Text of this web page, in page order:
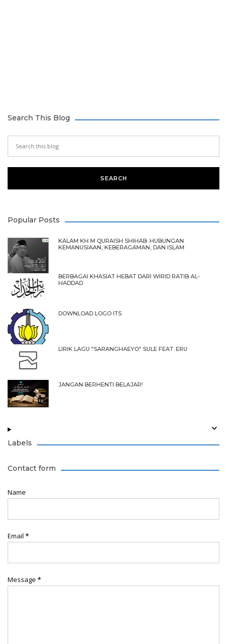
Search This Blog
Popular Posts
KALAM KH M QURAISH SHIHAB: HUBUNGAN
KEMANUSIAAN, KEBERAGAMAN, DAN ISLAM
BERBAGAI KHASIAT HEBAT DARI WIRID RATIB AL-
HADDAD
DOWNLOAD LOGO ITS
LIRIK LAGU "SARANGHAEYO" SULE FEAT. ERU
JANGAN BERHENTI BELAJAR!
Labels
Contact form
Name
Email *
Message *